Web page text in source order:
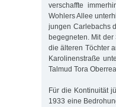
verschaffte
Wohlers Allee
jungen Carlebachs
begegneten. Mit
die älteren Töchter
Karolinenstraße
Talmud Tora
Für die Kontinuität
1933 eine